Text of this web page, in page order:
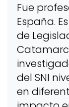
Fue
España.
de
del SNI
en